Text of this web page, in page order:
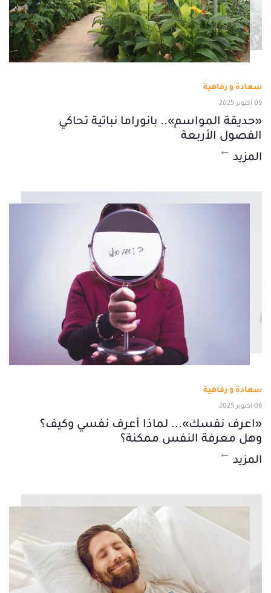
سعادة و رفاهية
09 أكتوبر 2025
«حديقة المواسم».. بانوراما نباتية تحاكي
الفصول الأربعة
المزيد
سعادة و رفاهية
08 أكتوبر 2025
«اعرف نفسك»... لماذا أعرف نفسي وكيف؟
وهل معرفة النفس ممكنة؟
المزيد